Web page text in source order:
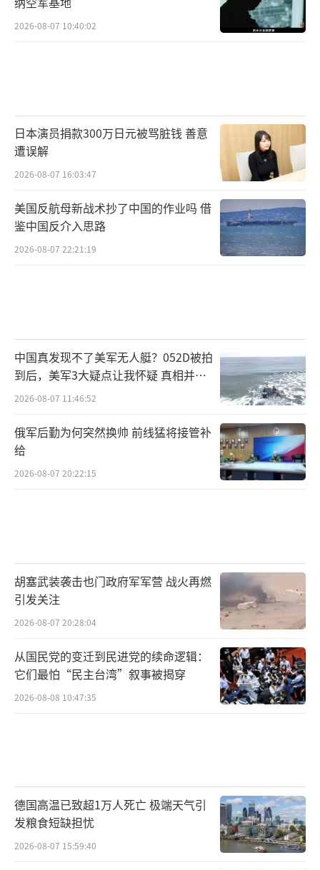
场压力！（责任编辑：卢其龙 CM0882）
2026-08-07 10:40:02
日本演员捐款300万日元被骂脏钱 善意
遭误解
2026-08-07 16:03:47
美国反航母新战术抄了中国的作业吗 借
鉴中国反介入思路
2026-08-07 22:21:19
中国真发现不了美军无人艇？052D被拍
到后，美军3大疑点让我怀疑 真相并非
如此
2026-08-07 11:46:52
俄军后勤为何突然换帅 前线猛将接管补
给
2026-08-07 20:22:15
胡塞武装袭击也门政府军军营 战火再燃
引发关注
2026-08-07 20:28:04
从国民党的变迁到民进党的续命逻辑：
它们最怕“民主台湾”叙事被揭穿
2026-08-08 10:47:35
德国高温已致超1万人死亡 极端天气引
发粮食短缺担忧
2026-08-07 15:59:40